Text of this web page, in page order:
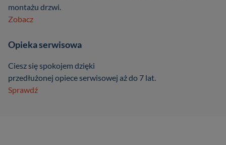
montażu drzwi.
Zobacz
Opieka serwisowa
Ciesz się spokojem dzięki
przedłużonej opiece serwisowej aż do 7 lat.
Sprawdź